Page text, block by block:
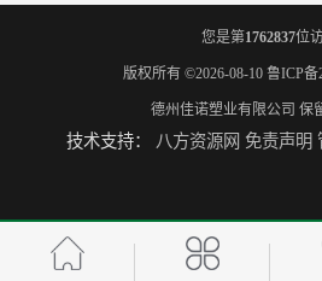
您是第1762837位
版权所有 ©2026-08-10 鲁ICP备
德州佳诺塑业有限公司 保
技术支持： 八方资源网 免责声明